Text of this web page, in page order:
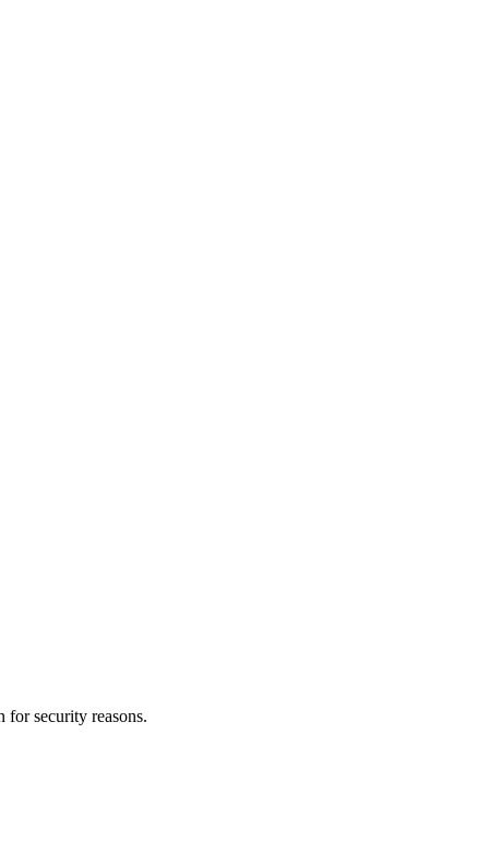
for security reasons.